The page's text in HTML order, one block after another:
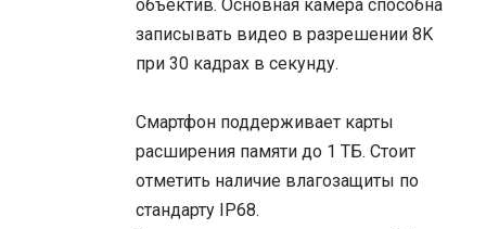
объектив. Основная камера способна
записывать видео в разрешении 8K
при 30 кадрах в секунду.
Смартфон поддерживает карты
расширения памяти до 1 ТБ. Стоит
отметить наличие влагозащиты по
стандарту IP68.